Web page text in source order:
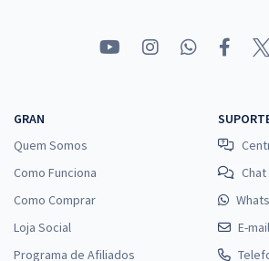
GRAN
Quem Somos
Como Funciona
Como Comprar
Loja Social
Programa de Afiliados
Chat
E-mail